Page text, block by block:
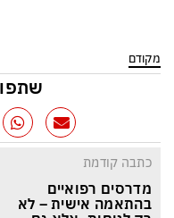
מקודם
כתבה קודמת
מדרסים רפואיים
בהתאמה אישית – לא